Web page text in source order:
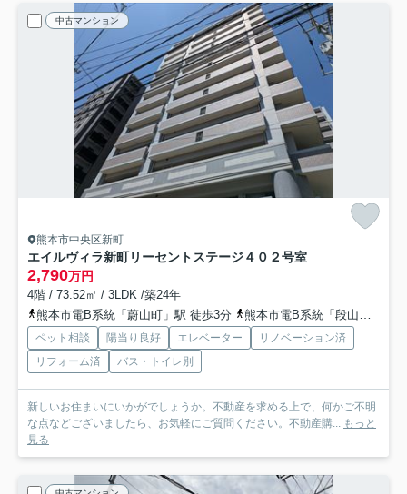
中古マンション
熊本市中央区新町
エイルヴィラ新町リーセントステージ４０２号室
2,790万円
4階 / 73.52㎡ / 3LDK /築24年
熊本市電B系統「蔚山町」駅 徒歩3分
熊本市電B系統「段山町」駅 徒歩4分
ペット相談 陽当り良好 エレベーター
リノベーション済
リフォーム済
バス・トイレ別
新しいお住まいにいかがでしょうか。不動産を求める上で、何かご不明
な点などございましたら、お気軽にご質問ください。不動産購... もっと
見る